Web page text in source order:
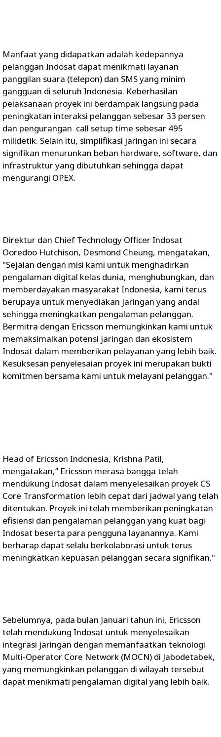
Manfaat yang didapatkan adalah kedepannya
pelanggan Indosat dapat menikmati layanan
panggilan suara (telepon) dan SMS yang minim
gangguan di seluruh Indonesia. Keberhasilan
pelaksanaan proyek ini berdampak langsung pada
peningkatan interaksi pelanggan sebesar 33 persen
dan pengurangan call setup time sebesar 495
milidetik. Selain itu, simplifikasi jaringan ini secara
signifikan menurunkan beban hardware, software, dan
infrastruktur yang dibutuhkan sehingga dapat
mengurangi OPEX.
Direktur dan Chief Technology Officer Indosat
Ooredoo Hutchison, Desmond Cheung, mengatakan,
"Sejalan dengan misi kami untuk menghadirkan
pengalaman digital kelas dunia, menghubungkan, dan
memberdayakan masyarakat Indonesia, kami terus
berupaya untuk menyediakan jaringan yang andal
sehingga meningkatkan pengalaman pelanggan.
Bermitra dengan Ericsson memungkinkan kami untuk
memaksimalkan potensi jaringan dan ekosistem
Indosat dalam memberikan pelayanan yang lebih baik.
Kesuksesan penyelesaian proyek ini merupakan bukti
komitmen bersama kami untuk melayani pelanggan."
Head of Ericsson Indonesia, Krishna Patil,
mengatakan,” Ericsson merasa bangga telah
mendukung Indosat dalam menyelesaikan proyek CS
Core Transformation lebih cepat dari jadwal yang telah
ditentukan. Proyek ini telah memberikan peningkatan
efisiensi dan pengalaman pelanggan yang kuat bagi
Indosat beserta para pengguna layanannya. Kami
berharap dapat selalu berkolaborasi untuk terus
meningkatkan kepuasan pelanggan secara signifikan."
Sebelumnya, pada bulan Januari tahun ini, Ericsson
telah mendukung Indosat untuk menyelesaikan
integrasi jaringan dengan memanfaatkan teknologi
Multi-Operator Core Network (MOCN) di Jabodetabek,
yang memungkinkan pelanggan di wilayah tersebut
dapat menikmati pengalaman digital yang lebih baik.